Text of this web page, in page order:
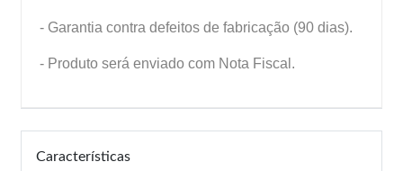
- Garantia contra defeitos de fabricação (90 dias).
- Produto será enviado com Nota Fiscal.
Características